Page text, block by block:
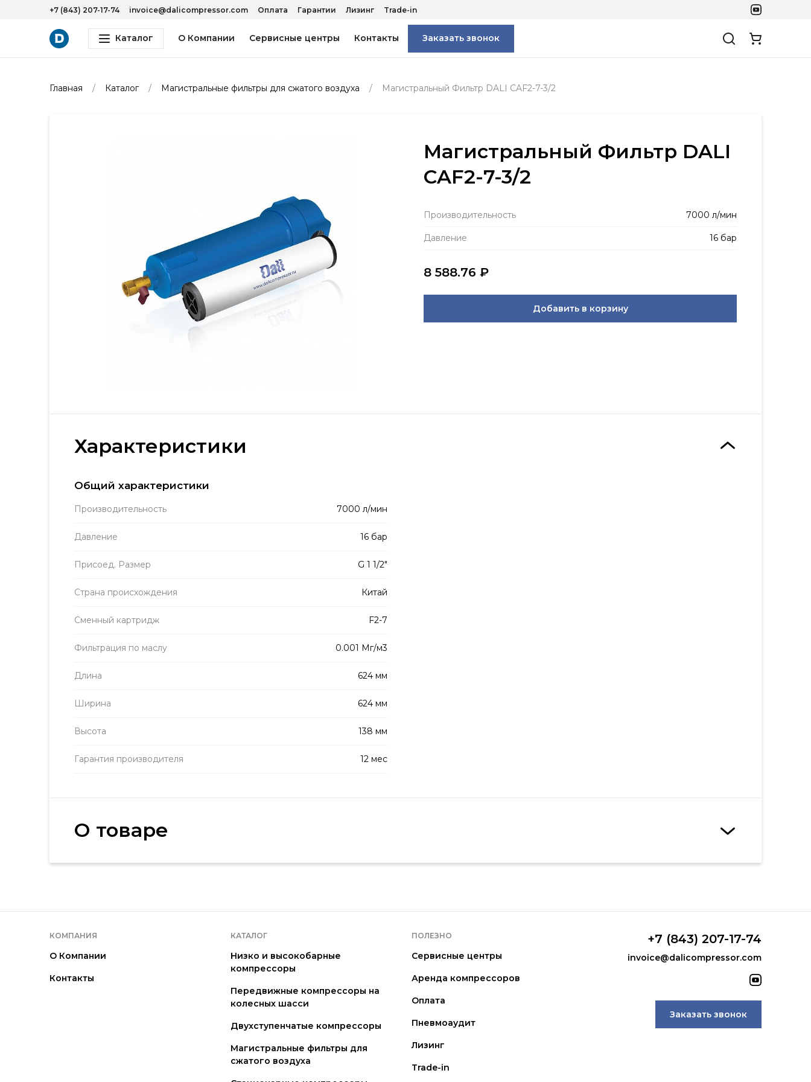
+7 (843) 207-17-74 invoice@dalicompressor.com Оплата Гарантии Лизинг Trade-in
Каталог О Компании Сервисные центры Контакты Заказать звонок
Главная Каталог Магистральные фильтры для сжатого воздуха Магистральный Фильтр DALI CAF2-7-3/2
Магистральный Фильтр DALI
CAF2-7-3/2
Производитель­ность 7000 л/мин
Давление 16 бар
8 588.76 ₽
Добавить в корзину
Характеристики
Общий характеристики
Производитель­ность 7000 л/мин
Давление 16 бар
Присоед. Размер G 1 1/2"
Страна происхождения Китай
Сменный картридж F2-7
Фильтрация по маслу 0.001 Мг/м3
Длина 624 мм
Ширина 624 мм
Высота 138 мм
Гарантия производителя 12 мес
О товаре
КОМПАНИЯ
О Компании
Контакты
КАТАЛОГ
Низко и высокобарные
компрессоры
Передвижные компрессоры на
колесных шасси
Двухступенчатые компрессоры
Магистральные фильтры для
сжатого воздуха
ПОЛЕЗНО
Сервисные центры
Аренда компрессоров
Оплата
Пневмоаудит
Лизинг
Trade-in
+7 (843) 207-17-74
invoice@dalicompressor.com
Заказать звонок